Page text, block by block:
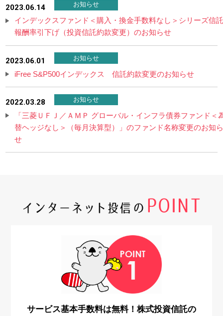
2023.06.14 お知らせ
インデックスファンド＜購入・換金手数料なし＞シリーズ信
報酬率引下げ（投資信託約款変更）のお知らせ
2023.06.01 お知らせ
iFree S&P500インデックス 信託約款変更のお知らせ
2022.03.28 お知らせ
「三菱ＵＦＪ／ＡＭＰ グローバル・インフラ債券ファンド＜
替ヘッジなし＞（毎月決算型）」のファンド名称変更のお知
せ
サービス基本手数料は無料！株式投資信託の